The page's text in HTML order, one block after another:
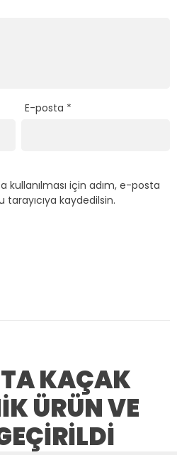
E-posta *
kullanılması için adım, e-posta
kaydedilsin.
KAÇAK
ÜRÜN VE